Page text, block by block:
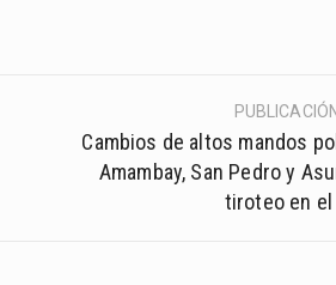
Cambios de altos mandos
Amambay, San Pedro y
tiroteo en